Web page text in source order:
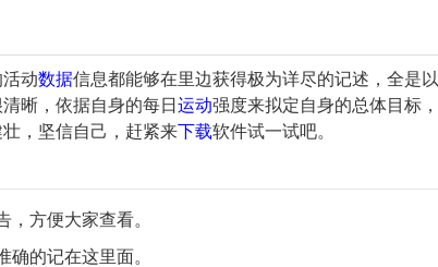
动数据信息都能够在里边获得极为详尽的记述，全是以
晰，依据自身的每日 运动强度来拟定自身的总体目标，
，坚信自己，赶紧来下载软件试一试吧。
方便大家查看。
的记在这里面。